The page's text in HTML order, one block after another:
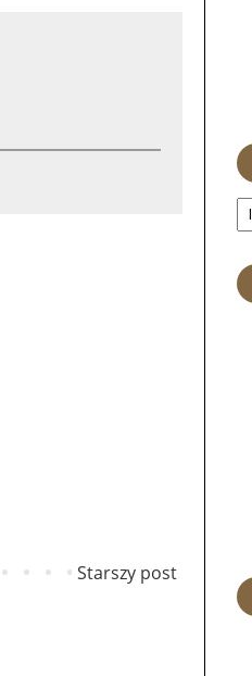
Starszy post